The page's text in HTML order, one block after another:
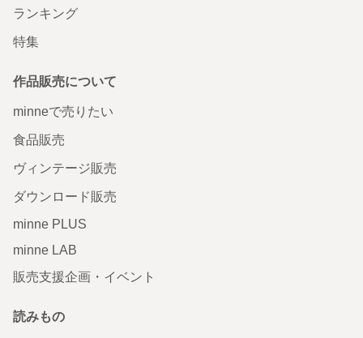
ランキング
特集
作品販売について
minneで売りたい
食品販売
ヴィンテージ販売
ダウンロード販売
minne PLUS
minne LAB
販売支援企画・イベント
読みもの